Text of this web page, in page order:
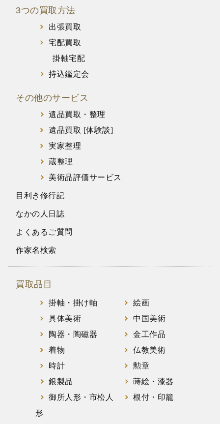
3つの買取方法
出張買取
宅配買取
掛軸宅配
持込鑑定会
その他のサービス
遺品買取・整理
遺品買取 [体験談]
実家整理
蔵整理
美術品評価サービス
目利き修行記
なかの人日誌
よくあるご質問
作家名検索
買取品目
掛軸・掛け軸
絵画
具体美術
中国美術
陶器・陶磁器
金工作品
着物
仏教美術
時計
勲章
銀製品
蒔絵・漆器
御所人形・市松人
形
根付・印籠